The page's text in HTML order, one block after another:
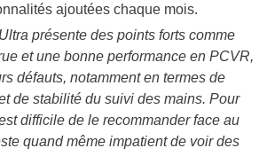
ajoutées chaque mois.
présente des points forts comme
et une bonne performance en PCVR,
défauts, notamment en termes de
de stabilité du suivi des mains. Pour
difficile de le recommander face au
quand même impatient de voir des